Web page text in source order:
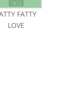
FATTY
LOVE